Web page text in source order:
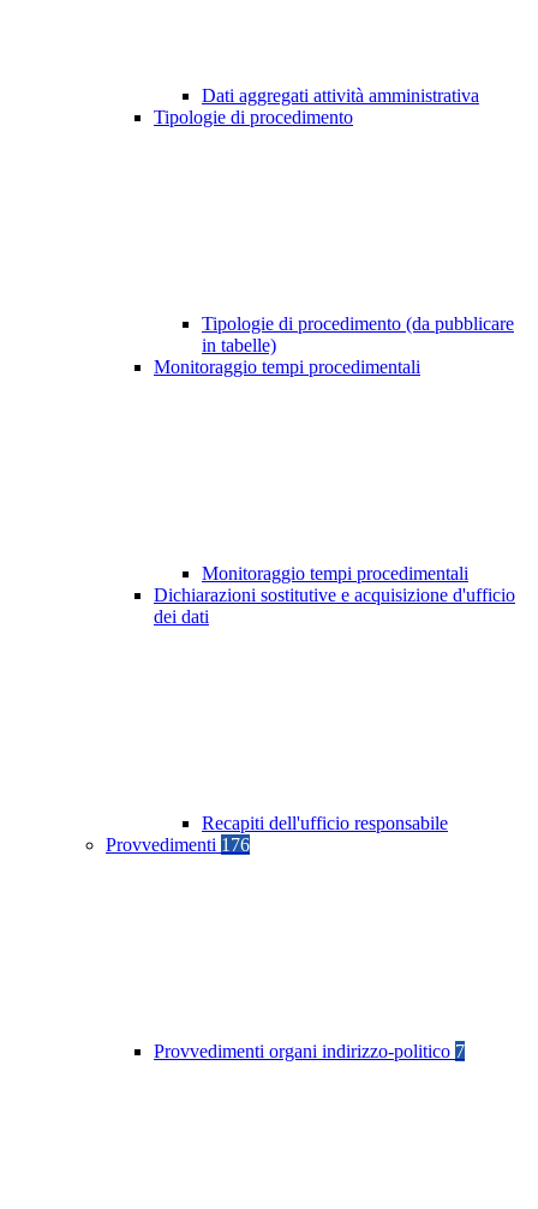
Dati aggregati attività amministrativa
Tipologie di procedimento
Tipologie di procedimento (da pubblicare
in tabelle)
Monitoraggio tempi procedimentali
Monitoraggio tempi procedimentali
Dichiarazioni sostitutive e acquisizione d'ufficio
dei dati
Recapiti dell'ufficio responsabile
Provvedimenti 176
Provvedimenti organi indirizzo-politico 7